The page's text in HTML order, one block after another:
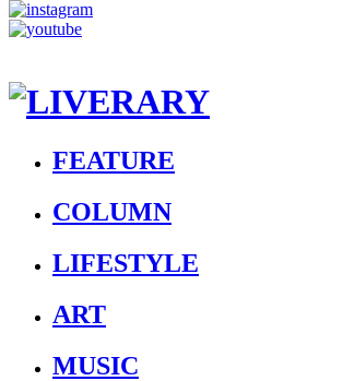
FEATURE
COLUMN
LIFESTYLE
ART
MUSIC